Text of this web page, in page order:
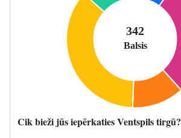
Cik bieži jūs iepērkaties Ventspils tirgū?